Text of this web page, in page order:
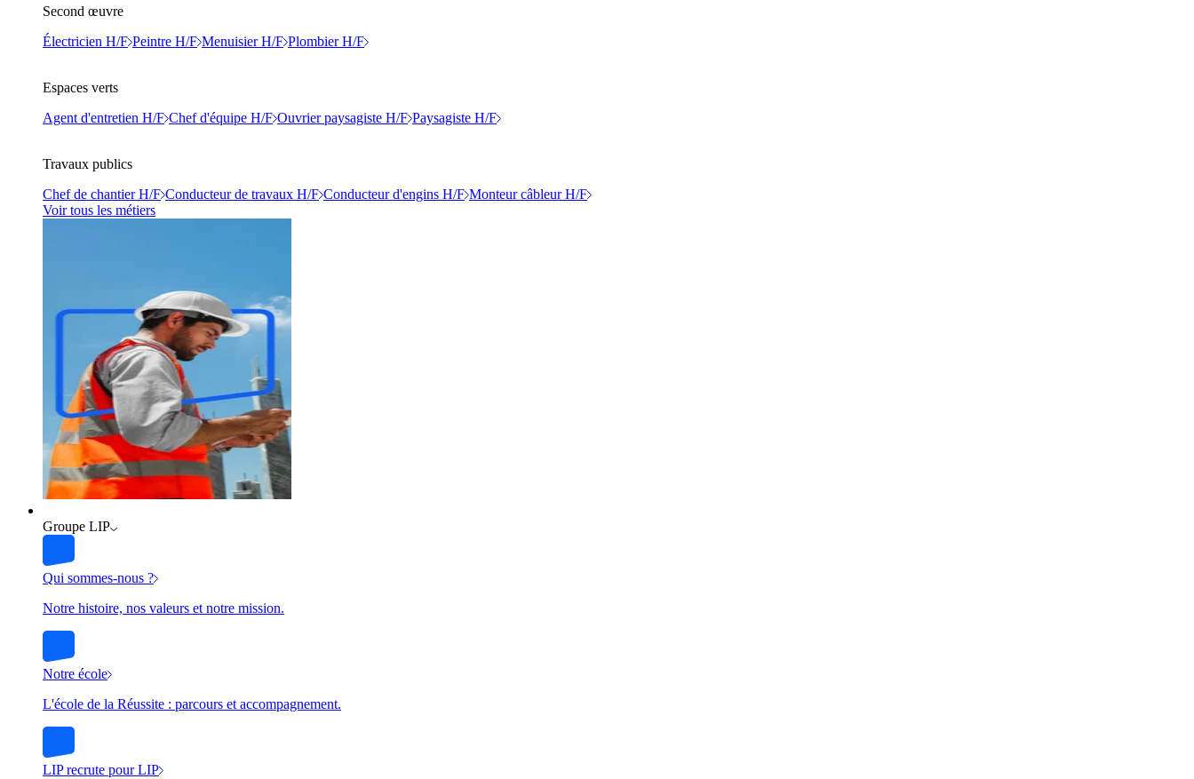
Second œuvre
Électricien H/F Peintre H/F Menuisier H/F Plombier H/F
Espaces verts
Agent d'entretien H/F Chef d'équipe H/F Ouvrier paysagiste H/F Paysagiste H/F
Travaux publics
Chef de chantier H/F Conducteur de travaux H/F Conducteur d'engins H/F Monteur câbleur H/F
Voir tous les métiers
Groupe LIP
Qui sommes-nous ?
Notre histoire, nos valeurs et notre mission.
Notre école
L'école de la Réussite : parcours et accompagnement.
LIP recrute pour LIP